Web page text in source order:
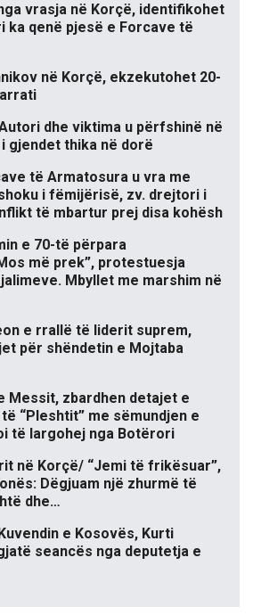
vrasja në Korçë, identifikohet
ka qenë pjesë e Forcave të
në Korçë, ekzekutohet 20-
dhe viktima u përfshinë në
gjendet thika në dorë
të Armatosura u vra me
i fëmijërisë, zv. drejtori i
të mbartur prej disa kohësh
e 70-të përpara
më prek”, protestuesja
Mbyllet me marshim në
e rrallë të liderit suprem,
për shëndetin e Mojtaba
Messit, zbardhen detajet e
“Pleshtit” me sëmundjen e
të largohej nga Botërori
në Korçë/ “Jemi të frikësuar”,
Dëgjuam një zhurmë të
dhe…
e Kosovës, Kurti
seancës nga deputetja e